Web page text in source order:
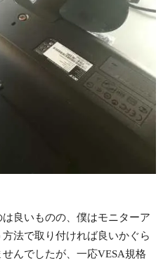
良いものの、僕はモニターア
法で取り付ければ良いかぐら
んでしたが、一応VESA規格